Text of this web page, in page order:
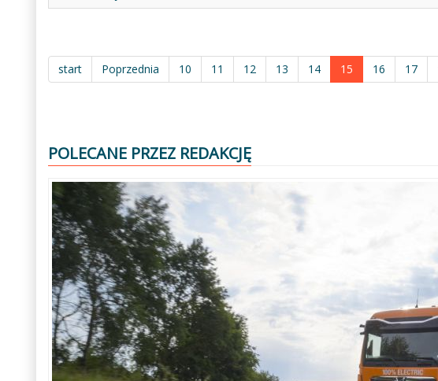
start Poprzednia 10 11 12 13 14 15 16 17
POLECANE PRZEZ REDAKCJĘ
Poprzedni
Następny